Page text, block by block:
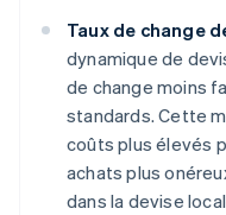
Taux de change
dynamique de
de change moins
standards. Cette
coûts plus élevés
achats plus
dans la devise